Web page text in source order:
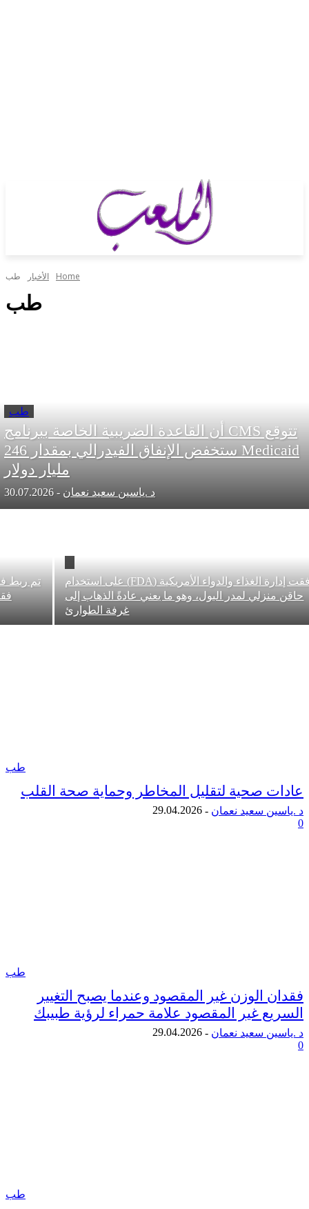
الأخبار طب
تتوقع CMS أن القاعدة الضريبية الخاصة ببرنامج
Medicaid ستخفض الإنفاق الفيدرالي بمقدار 246
مليار دولار
د .ياسين سعيد نعمان -
30.07.2026
وافقت إدارة الغذاء والدواء الأمريكية (FDA) على استخدام
لمدر البول، وهو ما يعني عادةً الذهاب إلى
غرفة الطوارئ
تم ربط فقدان
فقدان
صحية لتقليل المخاطر وحماية صحة القلب
سعيد نعمان -
29.04.2026
الوزن غير المقصود وعندما يصبح التغيير
غير المقصود علامة حمراء لرؤية طبيبك
سعيد نعمان -
29.04.2026